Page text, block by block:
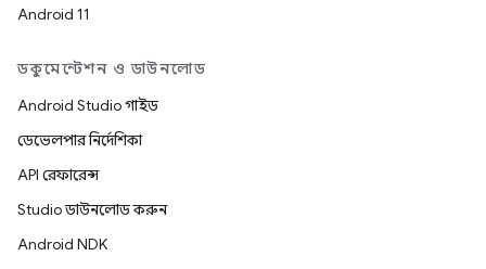
Android 11
ডকুমেন্টেশন ও ডাউনলোড
Android Studio গাইড
ডেভেলপার নির্দেশিকা
API রেফারেন্স
Studio ডাউনলোড করুন
Android NDK